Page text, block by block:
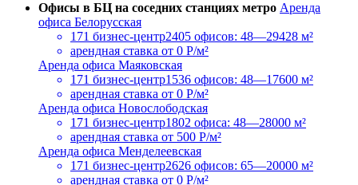
Офисы в БЦ на соседних станциях метро Аренда
офиса Белорусская
171 бизнес-центр2405 офисов: 48—29428 м²
арендная ставка от 0 Р/м²
Аренда офиса Маяковская
171 бизнес-центр1536 офисов: 48—17600 м²
арендная ставка от 0 Р/м²
Аренда офиса Новослободская
171 бизнес-центр1802 офиса: 48—28000 м²
арендная ставка от 500 Р/м²
Аренда офиса Менделеевская
171 бизнес-центр2626 офисов: 65—20000 м²
арендная ставка от 0 Р/м²